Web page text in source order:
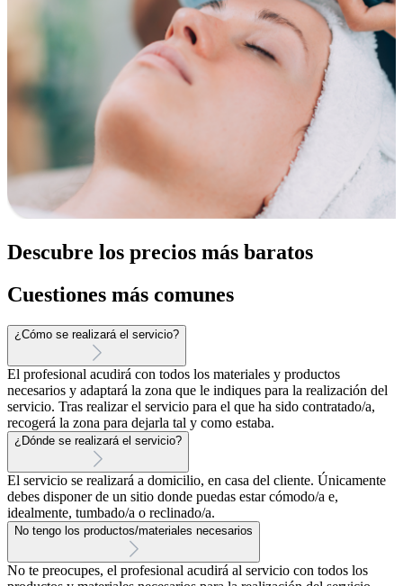
Descubre los precios más baratos
Cuestiones más comunes
¿Cómo se realizará el servicio?
El profesional acudirá con todos los materiales y productos
necesarios y adaptará la zona que le indiques para la realización del
servicio. Tras realizar el servicio para el que ha sido contratado/a,
recogerá la zona para dejarla tal y como estaba.
¿Dónde se realizará el servicio?
El servicio se realizará a domicilio, en casa del cliente. Únicamente
debes disponer de un sitio donde puedas estar cómodo/a e,
idealmente, tumbado/a o reclinado/a.
No tengo los productos/materiales necesarios
No te preocupes, el profesional acudirá al servicio con todos los